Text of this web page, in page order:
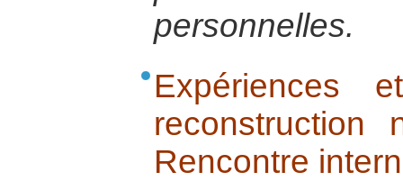
personnelles.
Expériences
Rencontre